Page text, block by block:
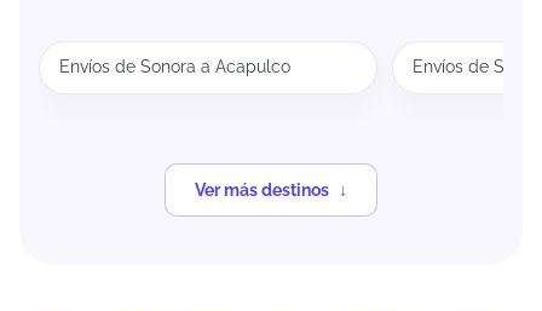
Envíos de Sonora a Acapulco Envíos de
Ver más destinos